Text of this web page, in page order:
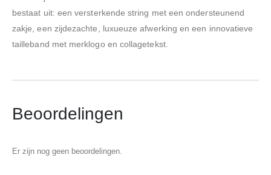
bestaat uit: een versterkende string met een ondersteunend
zakje, een zijdezachte, luxueuze afwerking en een innovatieve
tailleband met merklogo en collagetekst.
Beoordelingen
Er zijn nog geen beoordelingen.